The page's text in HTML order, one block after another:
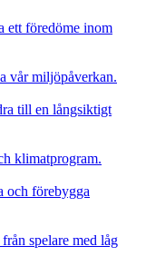
ett föredöme inom
vår miljöpåverkan.
till en långsiktigt
klimatprogram.
och förebygga
spelare med låg